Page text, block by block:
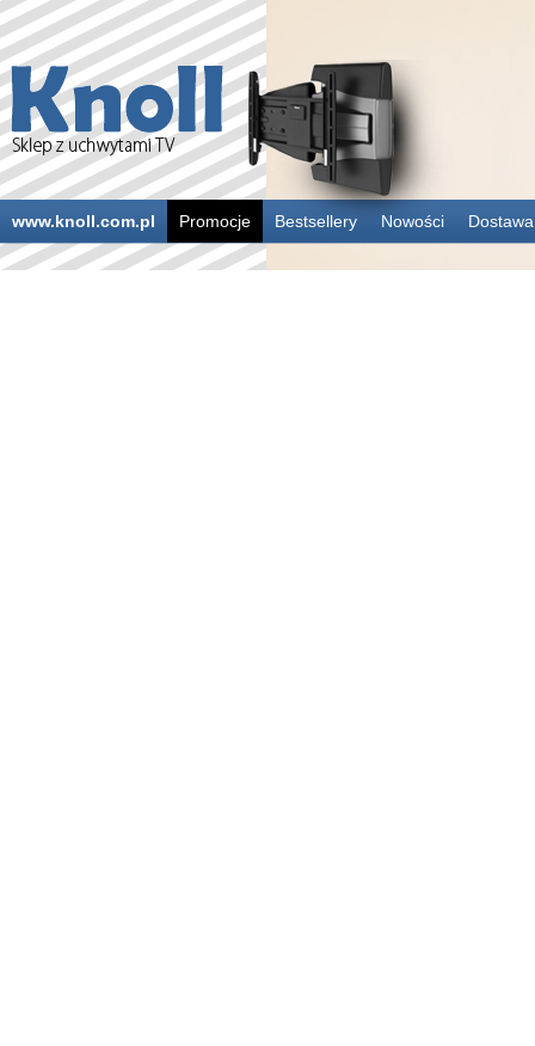
www.knoll.com.pl Promocje Bestsellery Nowości